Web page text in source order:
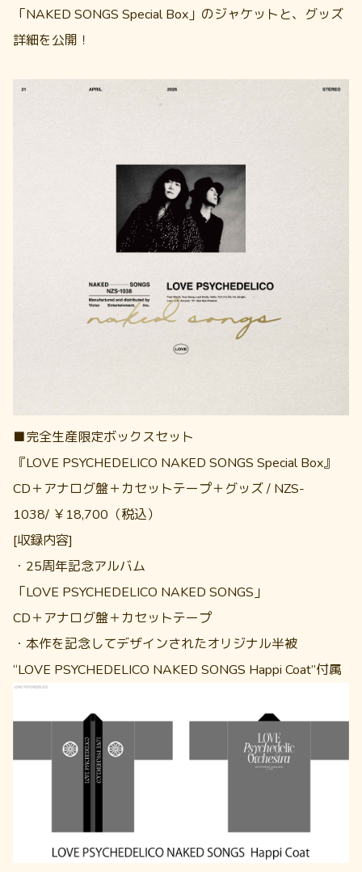
「NAKED SONGS Special Box」のジャケットと、グッズ
詳細を公開！
■完全生産限定ボックスセット
『LOVE PSYCHEDELICO NAKED SONGS Special Box』
CD＋アナログ盤＋カセットテープ＋グッズ / NZS-
1038/ ￥18,700（税込）
[収録内容]
・25周年記念アルバム
「LOVE PSYCHEDELICO NAKED SONGS」
CD＋アナログ盤＋カセットテープ
・本作を記念してデザインされたオリジナル半被
“LOVE PSYCHEDELICO NAKED SONGS Happi Coat”付属